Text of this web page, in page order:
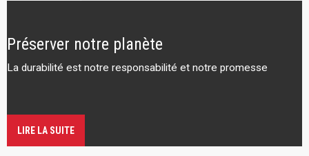
Préserver notre planète
La durabilité est notre responsabilité et notre promesse
LIRE LA SUITE